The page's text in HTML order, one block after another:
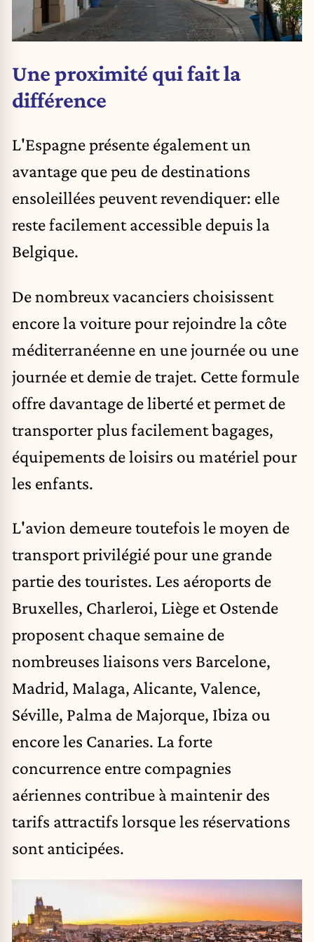
Une proximité qui fait la
différence
L'Espagne présente également un
avantage que peu de destinations
ensoleillées peuvent revendiquer: elle
reste facilement accessible depuis la
Belgique.
De nombreux vacanciers choisissent
encore la voiture pour rejoindre la côte
méditerranéenne en une journée ou une
journée et demie de trajet. Cette formule
offre davantage de liberté et permet de
transporter plus facilement bagages,
équipements de loisirs ou matériel pour
les enfants.
L'avion demeure toutefois le moyen de
transport privilégié pour une grande
partie des touristes. Les aéroports de
Bruxelles, Charleroi, Liège et Ostende
proposent chaque semaine de
nombreuses liaisons vers Barcelone,
Madrid, Malaga, Alicante, Valence,
Séville, Palma de Majorque, Ibiza ou
encore les Canaries. La forte
concurrence entre compagnies
aériennes contribue à maintenir des
tarifs attractifs lorsque les réservations
sont anticipées.